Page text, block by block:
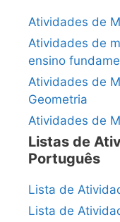
Atividades de
Atividades de
ensino
Atividades de
Geometria
Atividades de
Listas de
Português
Lista de
Lista de